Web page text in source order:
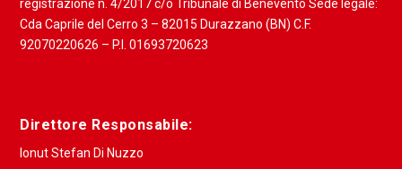
registrazione n. 4/2017 c/o Tribunale di Benevento Sede legale:
Cda Caprile del Cerro 3 – 82015 Durazzano (BN) C.F.
92070220626 – P.I. 01693720623
Direttore Responsabile:
Ionut Stefan Di Nuzzo